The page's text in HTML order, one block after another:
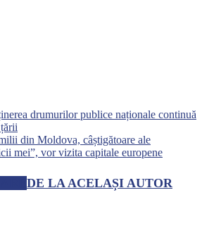
drumurilor publice naționale continuă
din Moldova, câștigătoare ale
mei”, vor vizita capitale europene
DE LA ACELAȘI AUTOR